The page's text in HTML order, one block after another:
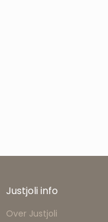
Justjoli info
Over Justjoli